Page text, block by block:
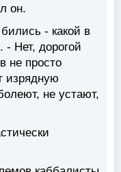
он.
- какой в
- Нет, дорогой
не просто
изрядную
не устают,